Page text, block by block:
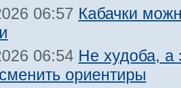
06:57 Кабачки
06:54 Не худоба, а
ориентиры